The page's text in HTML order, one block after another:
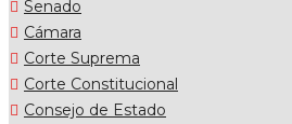
Senado
Cámara
Corte Suprema
Corte Constitucional
Consejo de Estado